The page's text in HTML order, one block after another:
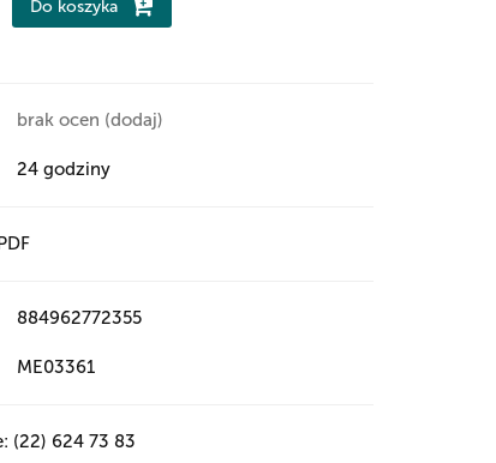
Do koszyka
brak ocen (dodaj)
24 godziny
884962772355
ME03361
(22) 624 73 83